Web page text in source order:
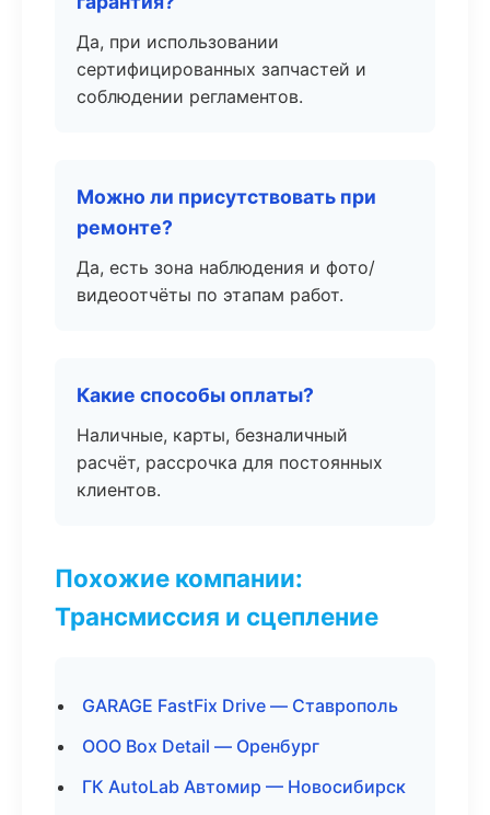
Да, при использовании
сертифицированных запчастей и
соблюдении регламентов.
Можно ли присутствовать при
ремонте?
Да, есть зона наблюдения и фото/
видеоотчёты по этапам работ.
Какие способы оплаты?
Наличные, карты, безналичный
расчёт, рассрочка для постоянных
клиентов.
Похожие компании:
Трансмиссия и сцепление
GARAGE FastFix Drive — Ставрополь
ООО Box Detail — Оренбург
ГК AutoLab Автомир — Новосибирск